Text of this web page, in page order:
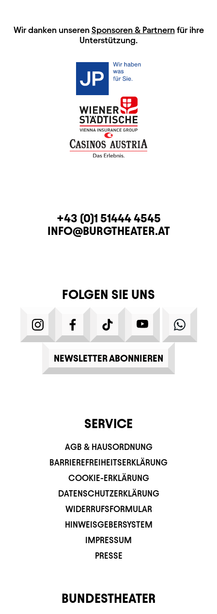
HAUPTSPONSOREN
Wir danken unseren Sponsoren & Partnernfür ihre
Unterstützung.
KONTAKTTELEFON
+43 (0)1 51444 4545
E-MAIL
INFO@BURGTHEATER.AT
FOLGEN SIE UNS
INSTAGRAMFACEBOOKTIKTOK YOUTUBE
NEWSLETTER ABONNIEREN
SERVICE
AGB & HAUSORDNUNG
BARRIEREFREIHEITSERKLÄRUNG
COOKIE-ERKLÄRUNG
DATENSCHUTZERKLÄRUNG
WIDERRUFSFORMULAR
HINWEISGEBERSYSTEM
IMPRESSUM
PRESSE
BUNDESTHEATER